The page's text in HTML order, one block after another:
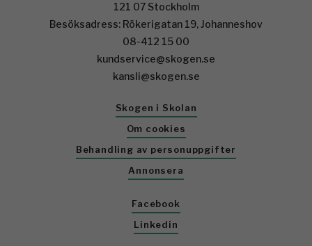
121 07 Stockholm
Besöksadress: Rökerigatan 19, Johanneshov
08-412 15 00
kundservice@skogen.se
kansli@skogen.se
Skogen i Skolan
Om cookies
Behandling av personuppgifter
Annonsera
Facebook
Linkedin